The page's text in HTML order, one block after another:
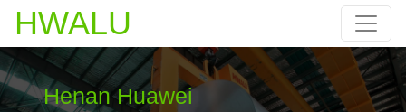
HWALU
Henan Huawei